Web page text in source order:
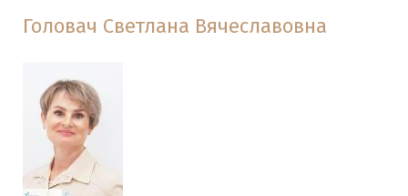
Головач Светлана Вячеславовна